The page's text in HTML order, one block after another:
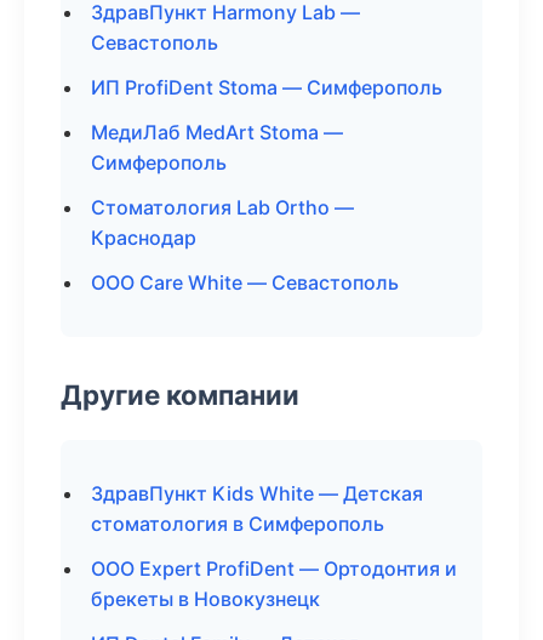
ЗдравПункт Harmony Lab —
Севастополь
ИП ProfiDent Stoma — Симферополь
МедиЛаб MedArt Stoma —
Симферополь
Стоматология Lab Ortho —
Краснодар
ООО Care White — Севастополь
Другие компании
ЗдравПункт Kids White — Детская
стоматология в Симферополь
ООО Expert ProfiDent — Ортодонтия и
брекеты в Новокузнецк